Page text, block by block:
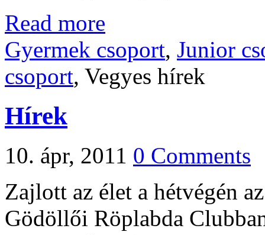
Read more
Gyermek csoport, Junior
csoport, Vegyes hírek
Hírek
10. ápr, 2011 0 Comments
Zajlott az élet a hétvégén
Gödöllői Röplabda